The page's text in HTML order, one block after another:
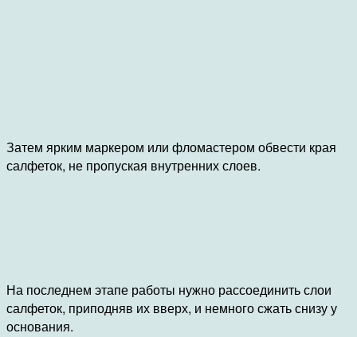
Затем ярким маркером или фломастером обвести края
салфеток, не пропуская внутренних слоев.
На последнем этапе работы нужно рассоединить слои
салфеток, приподняв их вверх, и немного сжать снизу у
основания.